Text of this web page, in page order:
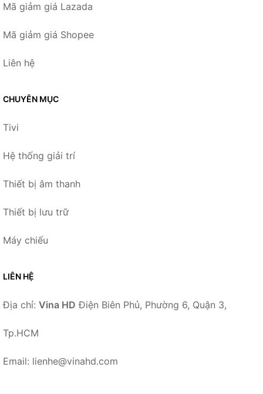
Mã giảm giá Lazada
Mã giảm giá Shopee
Liên hệ
CHUYÊN MỤC
Tivi
Hệ thống giải trí
Thiết bị âm thanh
Thiết bị lưu trữ
Máy chiếu
LIÊN HỆ
Địa chỉ: Vina HD Điện Biên Phủ, Phường 6, Quận 3,
Tp.HCM
Email: lienhe@vinahd.com